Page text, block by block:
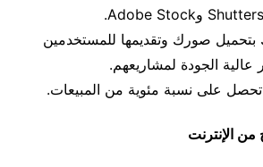
بتحميل صورك وتقديمها للمستخدمين
الجودة لمشاريعهم.
تحصل على نسبة مئوية من المبيعات.
من الإنترنت